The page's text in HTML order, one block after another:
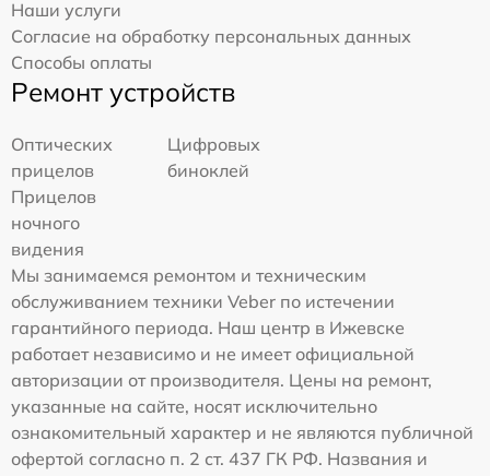
Наши услуги
Согласие на обработку персональных данных
Способы оплаты
Ремонт устройств
Оптических
прицелов
Цифровых
биноклей
Прицелов
ночного
видения
Мы занимаемся ремонтом и техническим
обслуживанием техники Veber по истечении
гарантийного периода. Наш центр в Ижевске
работает независимо и не имеет официальной
авторизации от производителя. Цены на ремонт,
указанные на сайте, носят исключительно
ознакомительный характер и не являются публичной
офертой согласно п. 2 ст. 437 ГК РФ. Названия и